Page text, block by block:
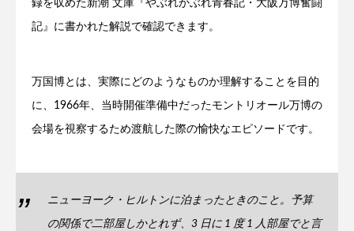
録を収めた新潮 文庫『やぶれかぶれ青春記・大阪万博奮闘
記』に書かれた解説で確認できます。
万国博とは、実際にどのようなものか理解することを目的
に、1966年、当時開催準備中だったモントリオール万博の
会場を視察するため渡航した際の愉快なエピソードです。
ニューヨーク・ヒルトンに泊まったときのこと。予算
の関係で二部屋しかとれず、3 日に 1 度 1 人部屋でと言